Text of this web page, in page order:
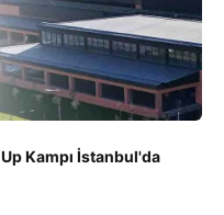
Kampı İstanbul'da